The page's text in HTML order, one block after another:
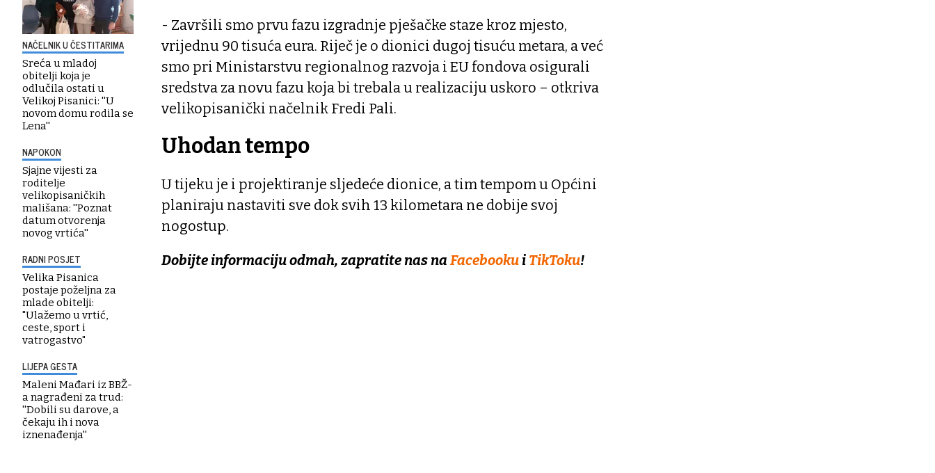
NAČELNIK U ČESTITARIMA
Sreća u mladoj
obitelji koja je
odlučila ostati u
Velikoj Pisanici: ''U
novom domu rodila se
Lena''
NAPOKON
Sjajne vijesti za
roditelje
velikopisaničkih
mališana: ''Poznat
datum otvorenja
novog vrtića''
RADNI POSJET
Velika Pisanica
postaje poželjna za
mlade obitelji:
"Ulažemo u vrtić,
ceste, sport i
vatrogastvo"
LIJEPA GESTA
Maleni Mađari iz BBŽ-
a nagrađeni za trud:
''Dobili su darove, a
čekaju ih i nova
iznenađenja''
- Završili smo prvu fazu izgradnje pješačke staze kroz mjesto,
vrijednu 90 tisuća eura. Riječ je o dionici dugoj tisuću metara, a već
smo pri Ministarstvu regionalnog razvoja i EU fondova osigurali
sredstva za novu fazu koja bi trebala u realizaciju uskoro – otkriva
velikopisanički načelnik Fredi Pali.
Uhodan tempo
U tijeku je i projektiranje sljedeće dionice, a tim tempom u Općini
planiraju nastaviti sve dok svih 13 kilometara ne dobije svoj
nogostup.
Dobijte informaciju odmah, zapratite nas na Facebooku i TikToku!